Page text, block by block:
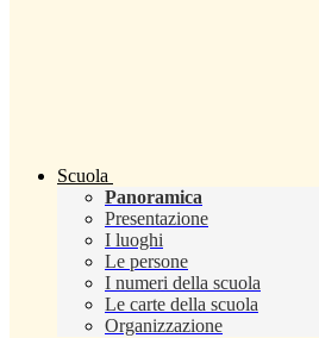
Scuola
Panoramica
Presentazione
I luoghi
Le persone
I numeri della scuola
Le carte della scuola
Organizzazione